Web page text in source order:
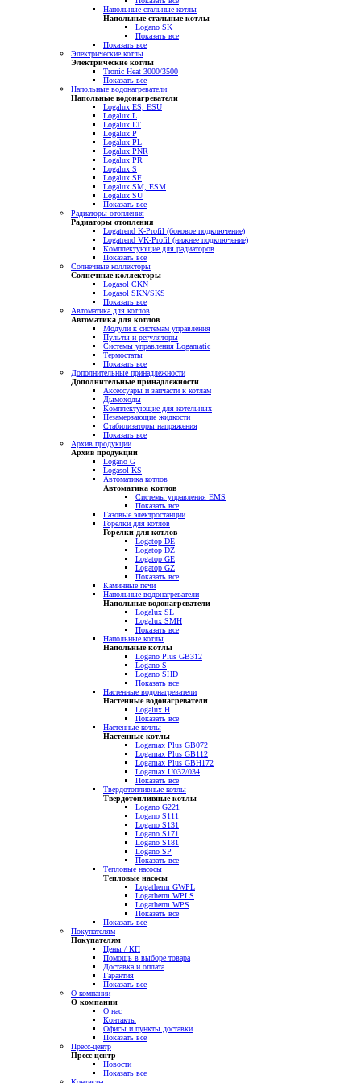
Напольные стальные котлы
Напольные стальные котлы
Logano SK
Показать все
Показать все
Электрические котлы
Электрические котлы
Tronic Heat 3000/3500
Показать все
Напольные водонагреватели
Напольные водонагреватели
Logalux ES, ESU
Logalux L
Logalux LT
Logalux P
Logalux PL
Logalux PNR
Logalux PR
Logalux S
Logalux SF
Logalux SM, ESM
Logalux SU
Показать все
Радиаторы отопления
Радиаторы отопления
Logatrend K-Profil (боковое подключение)
Logatrend VK-Profil (нижнее подключение)
Комплектующие для радиаторов
Показать все
Солнечные коллекторы
Солнечные коллекторы
Logasol CKN
Logasol SKN/SKS
Показать все
Автоматика для котлов
Автоматика для котлов
Модули к системам управления
Пульты и регуляторы
Системы управления Logamatic
Термостаты
Показать все
Дополнительные принадлежности
Дополнительные принадлежности
Аксессуары и запчасти к котлам
Дымоходы
Комплектующие для котельных
Незамерзающие жидкости
Стабилизаторы напряжения
Показать все
Архив продукции
Архив продукции
Logano G
Logasol KS
Автоматика котлов
Автоматика котлов
Системы управления EMS
Показать все
Газовые электростанции
Горелки для котлов
Горелки для котлов
Logatop DE
Logatop DZ
Logatop GE
Logatop GZ
Показать все
Каминные печи
Напольные водонагреватели
Напольные водонагреватели
Logalux SL
Logalux SMH
Показать все
Напольные котлы
Напольные котлы
Logano Plus GB312
Logano S
Logano SHD
Показать все
Настенные водонагреватели
Настенные водонагреватели
Logalux H
Показать все
Настенные котлы
Настенные котлы
Logamax Plus GB072
Logamax Plus GB112
Logamax Plus GBH172
Logamax U032/034
Показать все
Твердотопливные котлы
Твердотопливные котлы
Logano G221
Logano S111
Logano S131
Logano S171
Logano S181
Logano SP
Показать все
Тепловые насосы
Тепловые насосы
Logatherm GWPL
Logatherm WPLS
Logatherm WPS
Показать все
Показать все
Покупателям
Покупателям
Цены / КП
Помощь в выборе товара
Доставка и оплата
Гарантия
Показать все
О компании
О компании
О нас
Контакты
Офисы и пункты доставки
Показать все
Пресс-центр
Пресс-центр
Новости
Показать все